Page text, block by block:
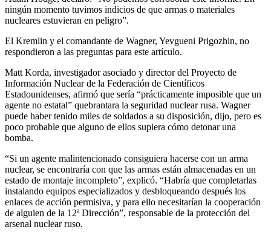
ningún momento tuvimos indicios de que armas o materiales
nucleares estuvieran en peligro”.
El Kremlin y el comandante de Wagner, Yevgueni Prigozhin, no
respondieron a las preguntas para este artículo.
Matt Korda, investigador asociado y director del Proyecto de
Información Nuclear de la Federación de Científicos
Estadounidenses, afirmó que sería “prácticamente imposible que un
agente no estatal” quebrantara la seguridad nuclear rusa. Wagner
puede haber tenido miles de soldados a su disposición, dijo, pero es
poco probable que alguno de ellos supiera cómo detonar una
bomba.
“Si un agente malintencionado consiguiera hacerse con un arma
nuclear, se encontraría con que las armas están almacenadas en un
estado de montaje incompleto”, explicó. “Habría que completarlas
instalando equipos especializados y desbloqueando después los
enlaces de acción permisiva, y para ello necesitarían la cooperación
de alguien de la 12ª Dirección”, responsable de la protección del
arsenal nuclear ruso.